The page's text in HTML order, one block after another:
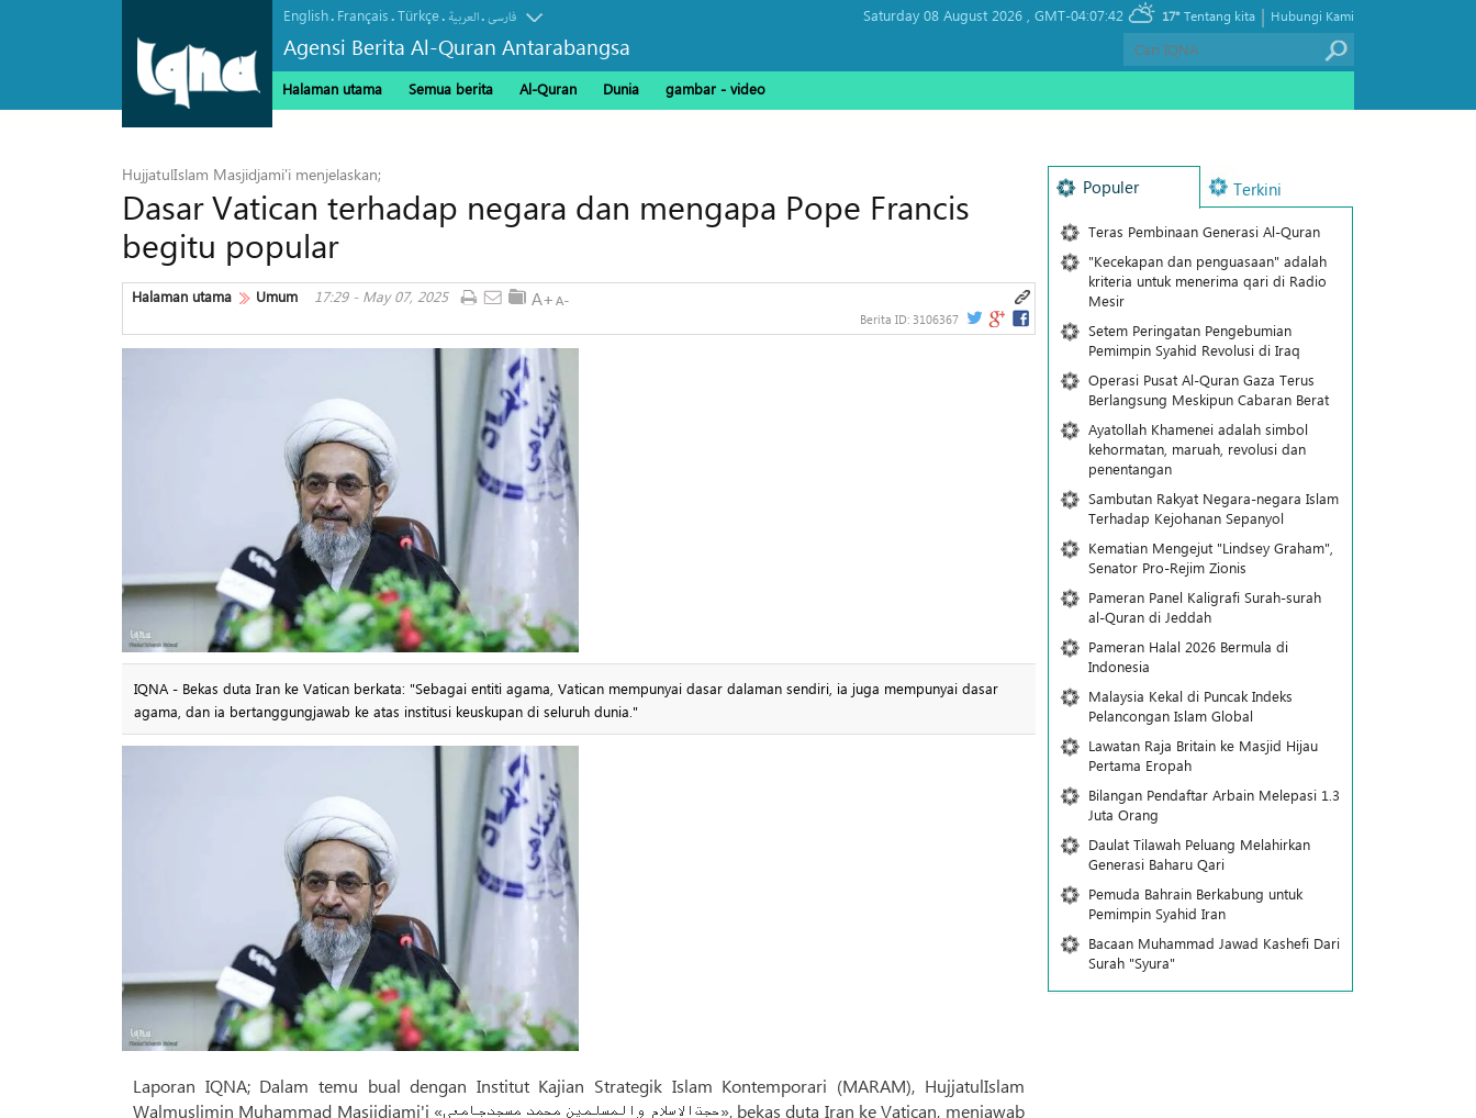
English. Français.Türkçe. العربیة.فارسی
Agensi Berita Al-Quran Antarabangsa
Saturday 08 August 2026 , GMT-04:07:42 17° Hubungi Kami
|
Tentang kita
Halaman utama Semua berita Al-Quran Dunia gambar - video
HujjatulIslam Masjidjami'i menjelaskan;
Dasar Vatican terhadap negara dan mengapa Pope Francis
begitu popular
Halaman utama Umum 17:29 - May 07, 2025
Berita ID: 3106367
IQNA - Bekas duta Iran ke Vatican berkata: "Sebagai entiti agama, Vatican mempunyai dasar dalaman sendiri, ia juga mempunyai dasar
agama, dan ia bertanggungjawab ke atas institusi keuskupan di seluruh dunia."
Laporan IQNA; Dalam temu bual dengan Institut Kajian Strategik Islam Kontemporari (MARAM), HujjatulIslam
Walmuslimin Muhammad Masjidjami'i «حجت‌الاسلام والمسلمين محمد مسجدجامعی», bekas duta Iran ke Vatican, menjawab
Populer Terkini
Teras Pembinaan Generasi Al-Quran
"Kecekapan dan penguasaan" adalah
kriteria untuk menerima qari di Radio
Mesir
Setem Peringatan Pengebumian
Pemimpin Syahid Revolusi di Iraq
Operasi Pusat Al-Quran Gaza Terus
Berlangsung Meskipun Cabaran Berat
Ayatollah Khamenei adalah simbol
kehormatan, maruah, revolusi dan
penentangan
Sambutan Rakyat Negara-negara Islam
Terhadap Kejohanan Sepanyol
Kematian Mengejut "Lindsey Graham",
Senator Pro-Rejim Zionis
Pameran Panel Kaligrafi Surah-surah
al-Quran di Jeddah
Pameran Halal 2026 Bermula di
Indonesia
Malaysia Kekal di Puncak Indeks
Pelancongan Islam Global
Lawatan Raja Britain ke Masjid Hijau
Pertama Eropah
Bilangan Pendaftar Arbain Melepasi 1.3
Juta Orang
Daulat Tilawah Peluang Melahirkan
Generasi Baharu Qari
Pemuda Bahrain Berkabung untuk
Pemimpin Syahid Iran
Bacaan Muhammad Jawad Kashefi Dari
Surah "Syura"